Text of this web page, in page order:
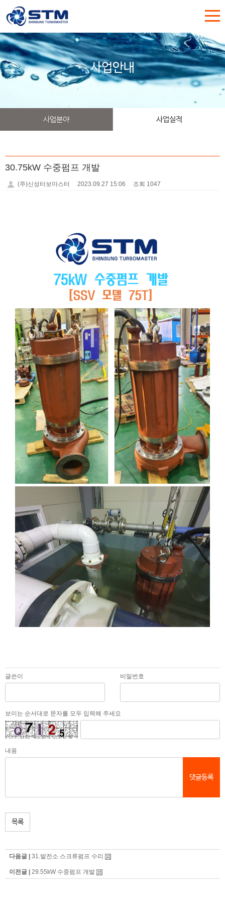
사업안내
사업분야 사업실적
30.75kW 수중펌프 개발
(주)신성터보마스터 2023.09.27 15:06 조회 1047
글쓴이 비밀번호
보이는 순서대로 문자를 모두 입력해 주세요
내용
댓글등록
목록
다음글 | 31.발전소 스크류펌프 수리
이전글 | 29.55kW 수중펌프 개발